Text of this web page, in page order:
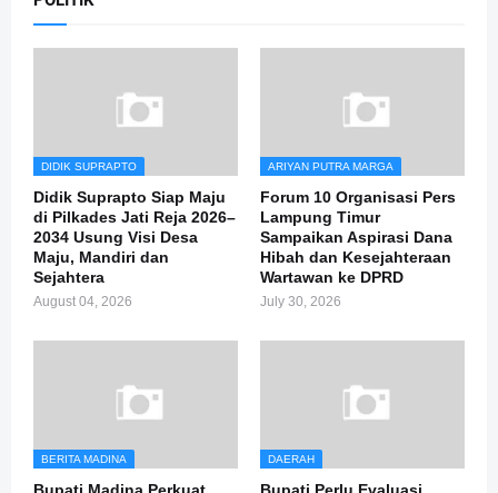
DIDIK SUPRAPTO
Didik Suprapto Siap Maju
di Pilkades Jati Reja 2026–
2034 Usung Visi Desa
Maju, Mandiri dan
Sejahtera
August 04, 2026
ARIYAN PUTRA MARGA
Forum 10 Organisasi Pers
Lampung Timur
Sampaikan Aspirasi Dana
Hibah dan Kesejahteraan
Wartawan ke DPRD
July 30, 2026
BERITA MADINA DAERAH